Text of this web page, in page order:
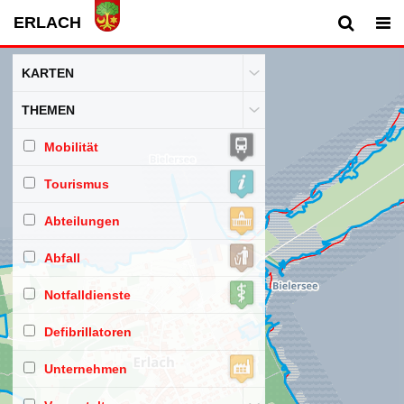
ERLACH
KARTEN
Ortsplan
Amtl. Vermessung
Lufbild
Zonenplan
Google Maps
THEMEN
Mobilität
ÖV
Tourismus
Sehenswürdigkeiten
Abteilungen
Abteilungen
Abfall
Abfallsammelstellen
Notfalldienste
Notfallnummer
Defibrillatoren
defibrillatoren
Unternehmen